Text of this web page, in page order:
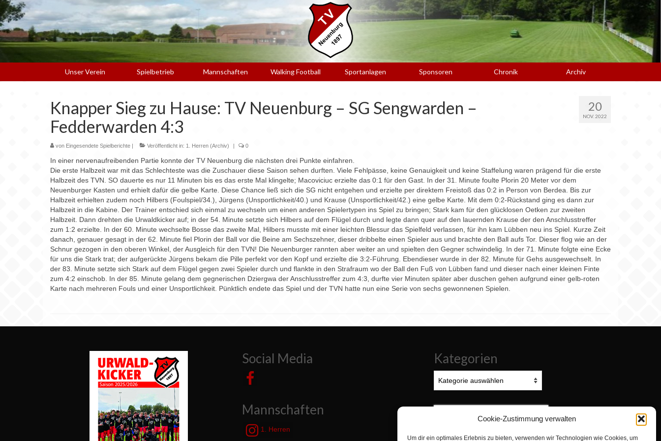
Cookie-Zustimmung verwalten
Um dir ein optimales Erlebnis zu bieten, verwenden wir Technologien wie Cookies, um
Unser Verein Spielbetrieb Mannschaften Walking Football Sportanlagen Sponsoren Chronik Archiv
20
NOV. 2022
Knapper Sieg zu Hause: TV Neuenburg – SG Sengwarden –
Fedderwarden 4:3
von Eingesendete Spielberichte | Veröffentlicht in: 1. Herren (Archiv) | 0
In einer nervenaufreibenden Partie konnte der TV Neuenburg die nächsten drei Punkte einfahren.
Die erste Halbzeit war mit das Schlechteste was die Zuschauer diese Saison sehen durften. Viele Fehlpässe, keine Genauigkeit und keine Staffelung waren prägend für die erste
Halbzeit des TVN. SO dauerte es nur 11 Minuten bis es das erste Mal klingelte; Macoviciuc erzielte das 0:1 für den Gast. In der 31. Minute foulte Plorin 20 Meter vor dem
Neuenburger Kasten und erhielt dafür die gelbe Karte. Diese Chance ließ sich die SG nicht entgehen und erzielte per direktem Freistoß das 0:2 in Person von Berdea. Bis zur
Halbzeit erhielten zudem noch Hilbers (Foulspiel/34.), Jürgens (Unsportlichkeit/40.) und Krause (Unsportlichkeit/42.) eine gelbe Karte. Mit dem 0:2-Rückstand ging es dann zur
Halbzeit in die Kabine. Der Trainer entschied sich einmal zu wechseln um einen anderen Spielertypen ins Spiel zu bringen; Stark kam für den glücklosen Oetken zur zweiten
Halbzeit. Dann drehten die Urwaldkicker auf; in der 54. Minute setzte sich Hilbers auf dem Flügel durch und legte dann quer auf den lauernden Krause der den Anschlusstreffer
zum 1:2 erzielte. In der 60. Minute wechselte Bosse das zweite Mal, Hilbers musste mit einer leichten Blessur das Spielfeld verlassen, für ihn kam Lübben neu ins Spiel. Kurze Zeit
danach, genauer gesagt in der 62. Minute fiel Plorin der Ball vor die Beine am Sechszehner, dieser dribbelte einen Spieler aus und brachte den Ball aufs Tor. Dieser flog wie an der
Schnur gezogen in den oberen Winkel, der Ausgleich für den TVN! Die Neuenburger rannten aber weiter an und spielten den Gegner schwindelig. In der 71. Minute folgte eine Ecke
für uns die Stark trat; der aufgerückte Jürgens bekam die Pille perfekt vor den Kopf und erzielte die 3:2-Führung. Ebendieser wurde in der 82. Minute für Gehs ausgewechselt. In
der 83. Minute setzte sich Stark auf dem Flügel gegen zwei Spieler durch und flankte in den Strafraum wo der Ball den Fuß von Lübben fand und dieser nach einer kleinen Finte
zum 4:2 einschob. In der 85. Minute gelang dem gegnerischen Dziergwa der Anschlusstreffer zum 4:3, durfte vier Minuten später aber duschen gehen aufgrund einer gelb-roten
Karte nach mehreren Fouls und einer Unsportlichkeit. Pünktlich endete das Spiel und der TVN hatte nun eine Serie von sechs gewonnenen Spielen.
Social Media
Mannschaften
1. Herren
Kategorien